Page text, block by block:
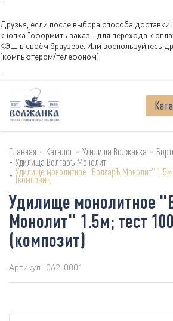
"
Друзья, если после выбора способа
кнопка "оформить заказ", для перехода к
КЭШ в своём браузере. Или воспользуйтесь
(компьютером/телефоном)
"
Главная - Каталог - Удилища Волжанка -
- Удилища Волгаръ Монолит
- Удилище монолитное "ВолгарЪ Монолит"
(композит)
Удилище монолитное
Монолит" 1.5м; тест
(композит)
Артикул: 062-0001